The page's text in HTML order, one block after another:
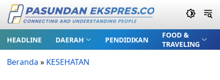
HEADLINE DAERAH PENDIDIKAN
FOOD &
TRAVELING
Beranda » KESEHATAN